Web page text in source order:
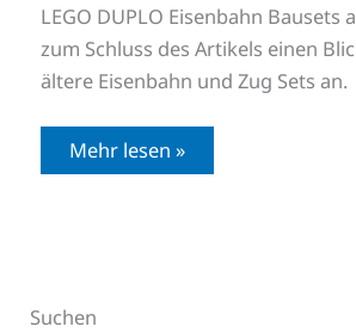
LEGO DUPLO Eisenbahn Bausets
zum Schluss des Artikels einen
ältere Eisenbahn und Zug Sets an.
Mehr lesen »
Suchen